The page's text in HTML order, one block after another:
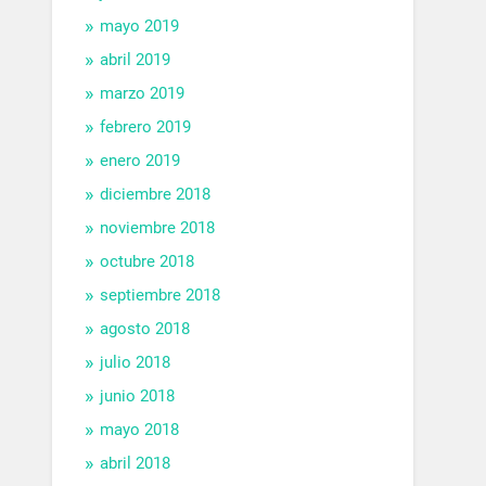
mayo 2019
abril 2019
marzo 2019
febrero 2019
enero 2019
diciembre 2018
noviembre 2018
octubre 2018
septiembre 2018
agosto 2018
julio 2018
junio 2018
mayo 2018
abril 2018